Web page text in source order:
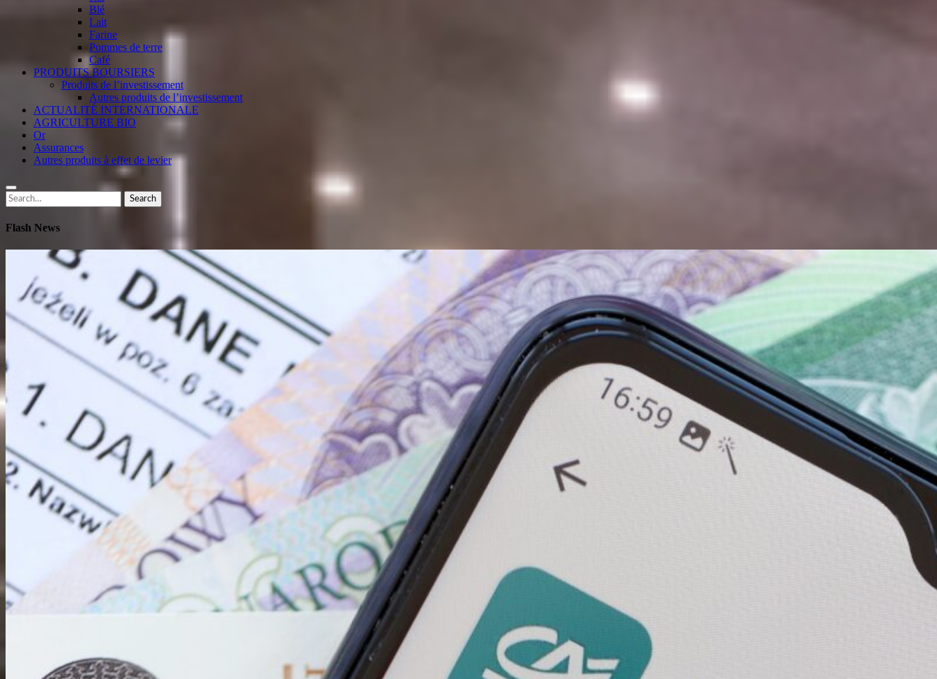
Blé
Lait
Farine
Pommes de terre
Café
PRODUITS BOURSIERS
Produits de l’investissement
Autres produits de l’investissement
ACTUALITÉ INTERNATIONALE
AGRICULTURE BIO
Or
Assurances
Autres produits à effet de levier
Search
for:
Search
Flash News